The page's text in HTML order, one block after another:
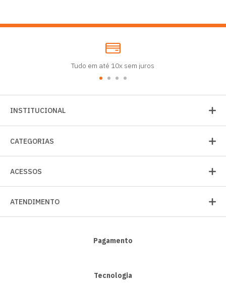
Tudo em até 10x sem juros
INSTITUCIONAL
CATEGORIAS
ACESSOS
ATENDIMENTO
Pagamento
Tecnologia